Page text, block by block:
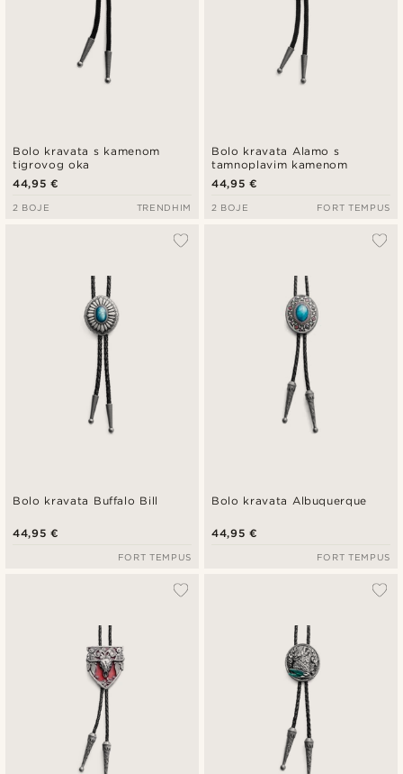
Bolo kravata s kamenom
tigrovog oka
44,95 €
2 BOJE TRENDHIM
Bolo kravata Alamo s
tamnoplavim kamenom
44,95 €
2 BOJE FORT TEMPUS
Bolo kravata Buffalo Bill
44,95 €
FORT TEMPUS
Bolo kravata Albuquerque
44,95 €
FORT TEMPUS